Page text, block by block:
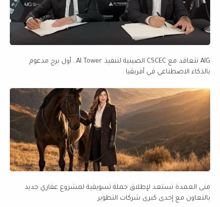
AIG تتعاقد مع CSCEC الصينية لتنفيذ AI Tower.. أول برج مدعوم
بالذكاء الاصطناعي في أفريقيا
منى العمدة تستعد لإطلاق حملة تسويقية لمشروع عقاري جديد
بالتعاون مع إحدى كبرى شركات التطوير